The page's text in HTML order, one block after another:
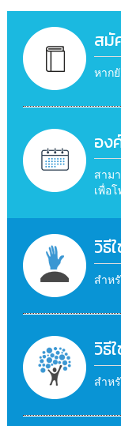
สมั
หาก
อง
สาม
เพื่อ
วิธี
สำห
วิธี
สำห